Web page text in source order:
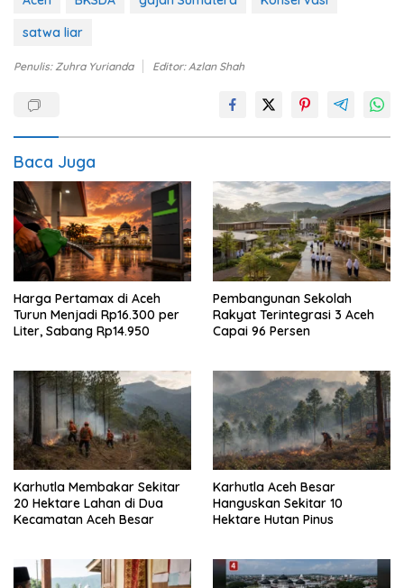
satwa liar
Penulis: Zuhra Yurianda Editor: Azlan Shah
Baca Juga
Harga Pertamax di Aceh
Turun Menjadi Rp16.300 per
Liter, Sabang Rp14.950
Pembangunan Sekolah
Rakyat Terintegrasi 3 Aceh
Capai 96 Persen
Karhutla Membakar Sekitar
20 Hektare Lahan di Dua
Kecamatan Aceh Besar
Karhutla Aceh Besar
Hanguskan Sekitar 10
Hektare Hutan Pinus